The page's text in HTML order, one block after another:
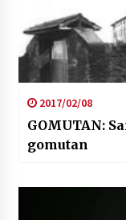
2017/02/08
GOMUTAN:
gomutan